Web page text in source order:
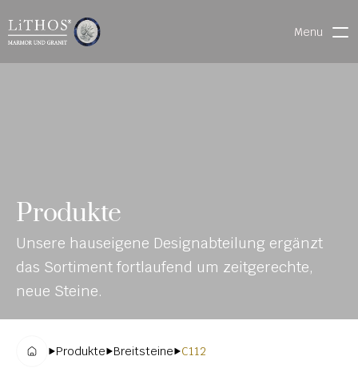
Menu
INE-
KAT
ALO
G
MATERIALIEN
STEINMETZFINDER
3D-KONFIGURATOR
DOWNLOADS
DENKMALE
MAGRADO
Produkte
Unsere hauseigene Designabteilung ergänzt
das Sortiment fortlaufend um zeitgerechte,
neue Steine.
Produkte Breitsteine C112